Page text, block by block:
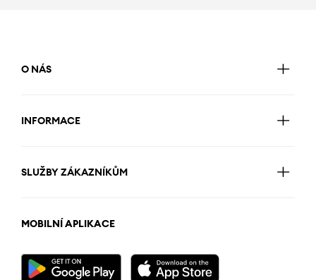
O NÁS
INFORMACE
SLUŽBY ZÁKAZNÍKŮM
MOBILNÍ APLIKACE